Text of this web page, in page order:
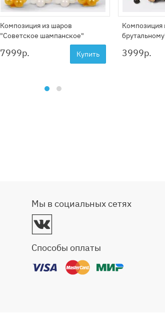
Композиция из шаров
"Советское шампанское"
7999р. Купить 3999р.
Мы в социальных сетях
Способы оплаты